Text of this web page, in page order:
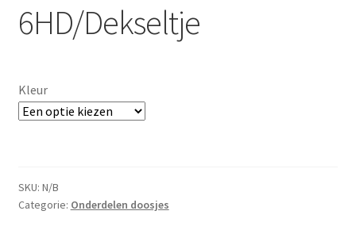
6HD/Dekseltje
Kleur
SKU: N/B
Categorie: Onderdelen doosjes